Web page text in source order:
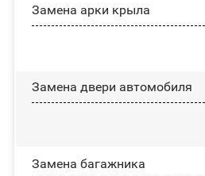
Замена арки крыла
Замена двери автомобиля
Замена багажника